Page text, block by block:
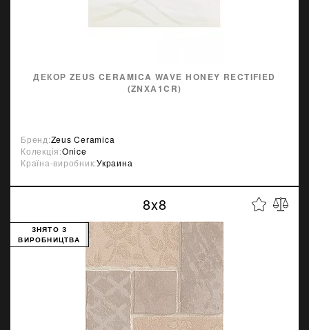
ДЕКОР ZEUS CERAMICA WAVE HONEY RECTIFIED
(ZNXA1CR)
Бренд:Zeus Ceramica
Колекція:Onice
Країна-виробник:Украина
8x8
ЗНЯТО З
ВИРОБНИЦТВА